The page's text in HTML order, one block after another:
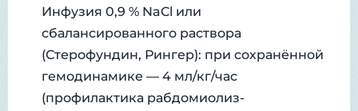
Инфузия 0,9 % NaCl или
сбалансированного раствора
(Стерофундин, Рингер): при сохранённой
гемодинамике — 4 мл/кг/час
(профилактика рабдомиолиз-